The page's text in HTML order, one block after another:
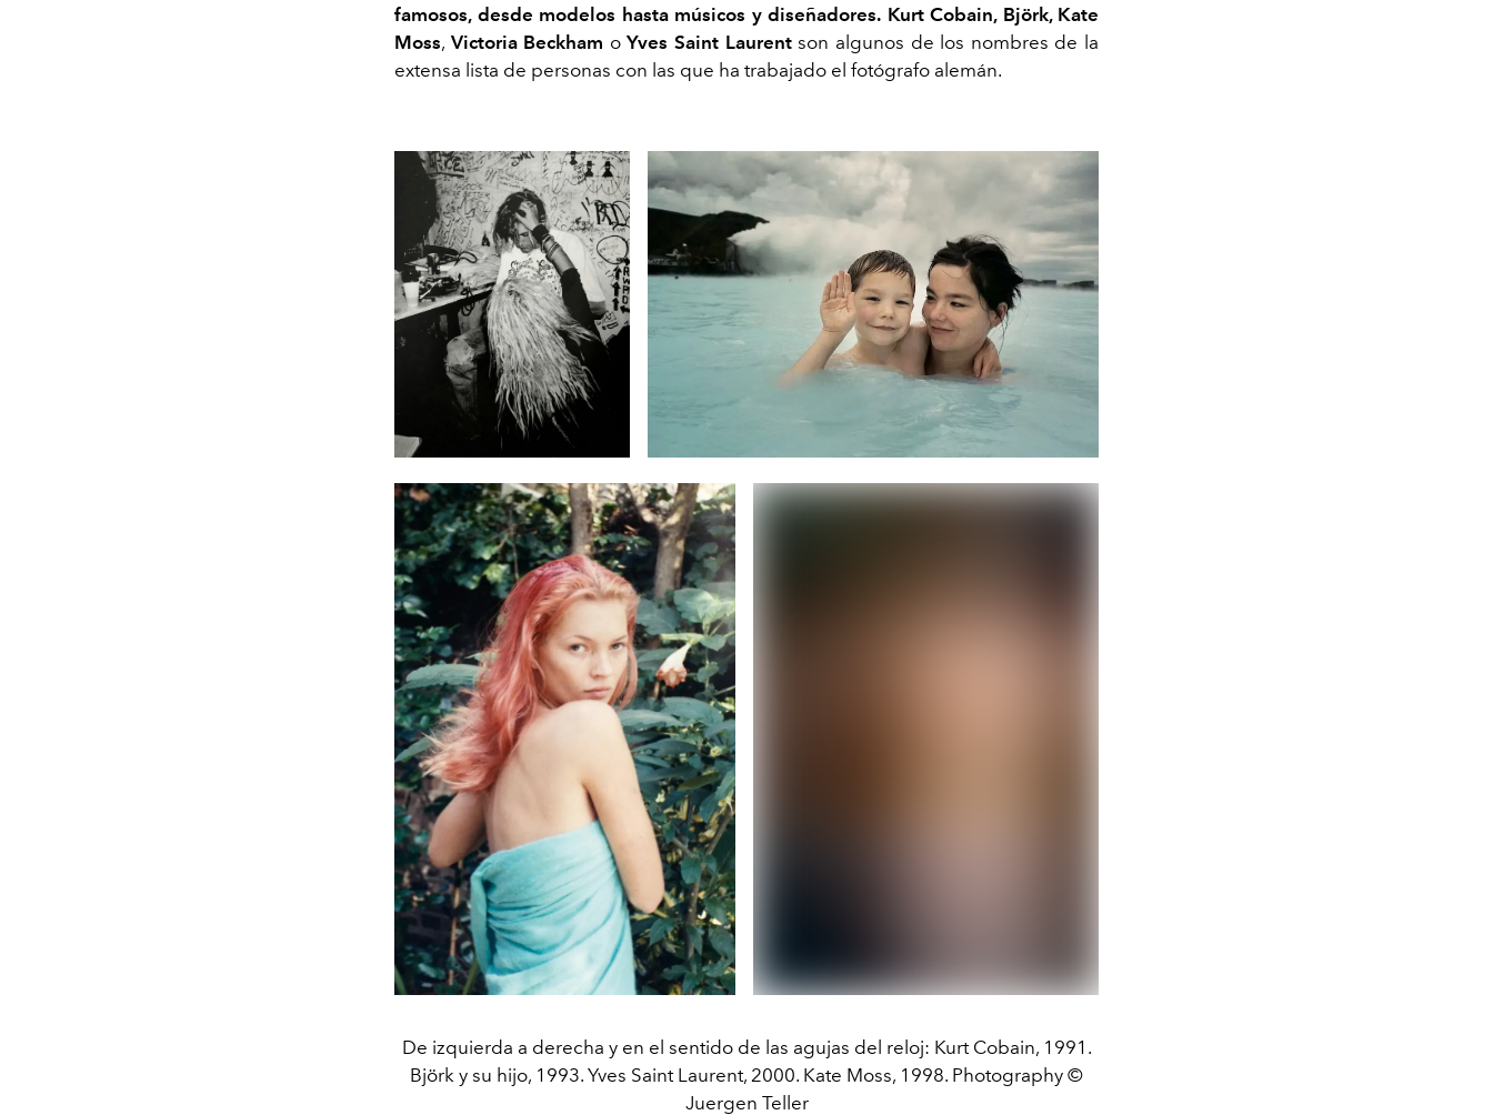
famosos, desde modelos hasta músicos y diseñadores. Kurt Cobain, Björk, Kate
Moss, Victoria Beckham oYves Saint Laurentson algunos de los nombres de la
extensa lista de personas con las que ha trabajado el fotógrafo alemán.
De izquierda a derecha y en el sentido de las agujas del reloj: Kurt Cobain, 1991.
Björk y su hijo, 1993. Yves Saint Laurent, 2000. Kate Moss, 1998. Photography ©
Juergen Teller